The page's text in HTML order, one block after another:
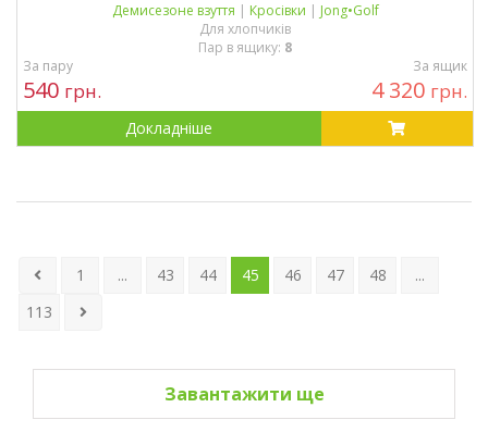
Демисезонe взуття | Кросівки | Jong•Golf
Для хлопчиків
Пар в ящику: 8
За пару
За ящик
4 320 грн.
540 грн.
Докладніше
1 ... 43 44 45 46 47 48
...
113
Завантажити ще